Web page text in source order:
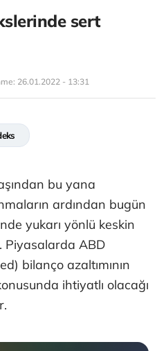
sert
26.01.2022 - 13:31
bu yana
ardından bugün
yukarı yönlü keskin
Piyasalarda ABD
bilanço azaltımının
ihtiyatlı olacağı